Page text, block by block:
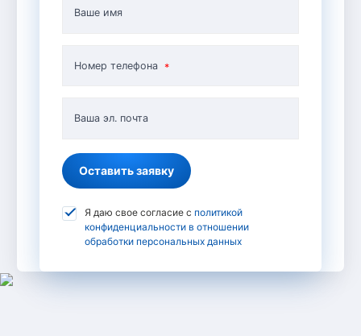
Ваше имя
Номер телефона
Ваша эл. почта
Оставить заявку
Я даю свое согласие с политикой
конфиденциальности в отношении
обработки персональных данных